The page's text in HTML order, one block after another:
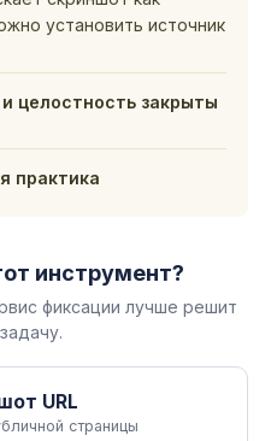
установить источник
целостность закрыты
практика
инструмент?
фиксации лучше решит
URL
страницы